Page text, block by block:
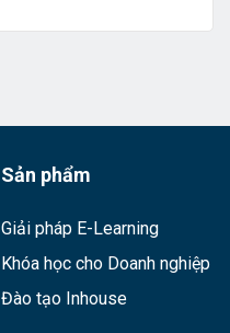
Sản phẩm
Giải pháp E-Learning
Khóa học cho Doanh nghiệp
Đào tạo Inhouse